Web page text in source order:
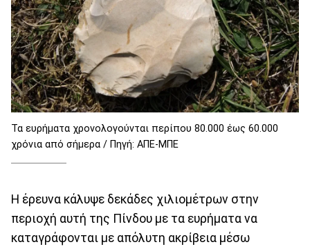
Τα ευρήματα χρονολογούνται περίπου 80.000 έως 60.000
χρόνια από σήμερα / Πηγή: ΑΠΕ-ΜΠΕ
Η έρευνα κάλυψε δεκάδες χιλιομέτρων στην
περιοχή αυτή της Πίνδου με τα ευρήματα να
καταγράφονται με απόλυτη ακρίβεια μέσω